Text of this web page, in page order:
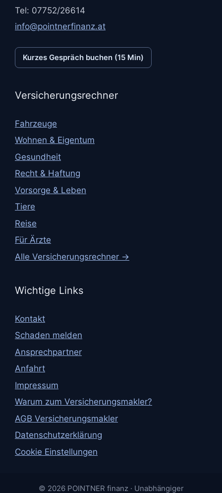
Tel: 07752/26614
info@pointnerfinanz.at
Kurzes Gespräch buchen (15 Min)
Versicherungsrechner
Fahrzeuge
Wohnen & Eigentum
Gesundheit
Recht & Haftung
Vorsorge & Leben
Tiere
Reise
Für Ärzte
Alle Versicherungsrechner →
Wichtige Links
Kontakt
Schaden melden
Ansprechpartner
Anfahrt
Impressum
Warum zum Versicherungsmakler?
AGB Versicherungsmakler
Datenschutzerklärung
Cookie Einstellungen
© 2026 POINTNER finanz · Unabhängiger